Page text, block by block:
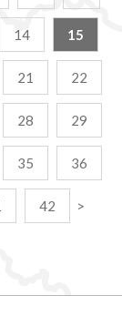
14 15
21 22
28 29
35 36
42 >